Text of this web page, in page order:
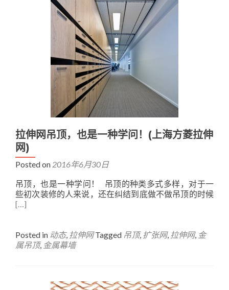
拉伸网吊顶，也是一种学问！(上海方菱拉伸
网)
Posted on 2016年6月30日
吊顶，也是一种学问！ 吊顶的种类多式多样，对于一
些初次装修的人来说，还在纠结到底做不做吊顶的时候
[…]
Posted in 动态, 拉伸网 Tagged 吊顶, 扩张网, 拉伸网, 金
属吊顶, 金属幕墙